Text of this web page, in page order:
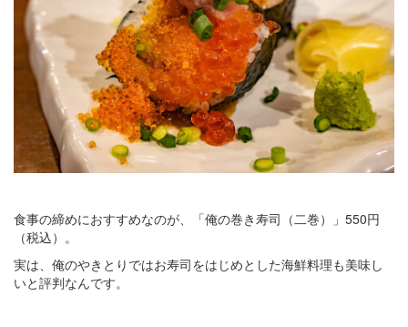
食事の締めにおすすめなのが、「俺の巻き寿司（二巻）」550円
（税込）。
実は、俺のやきとりではお寿司をはじめとした海鮮料理も美味し
いと評判なんです。